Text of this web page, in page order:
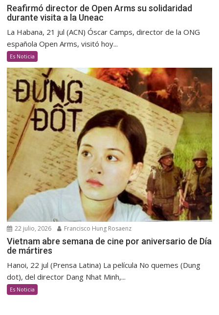
Reafirmó director de Open Arms su solidaridad
durante visita a la Uneac
La Habana, 21 jul (ACN) Óscar Camps, director de la ONG
española Open Arms, visitó hoy...
Es Noticia
22 julio, 2026 Francisco Hung Rosaenz
Vietnam abre semana de cine por aniversario de Día
de mártires
Hanoi, 22 jul (Prensa Latina) La película No quemes (Dung
dot), del director Dang Nhat Minh,...
Es Noticia